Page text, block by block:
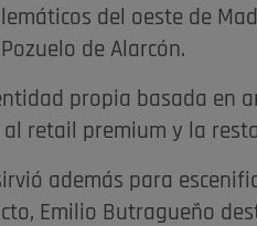
del oeste de
de Alarcón.
propia basada en
retail premium y la
además para
Emilio Butragueño